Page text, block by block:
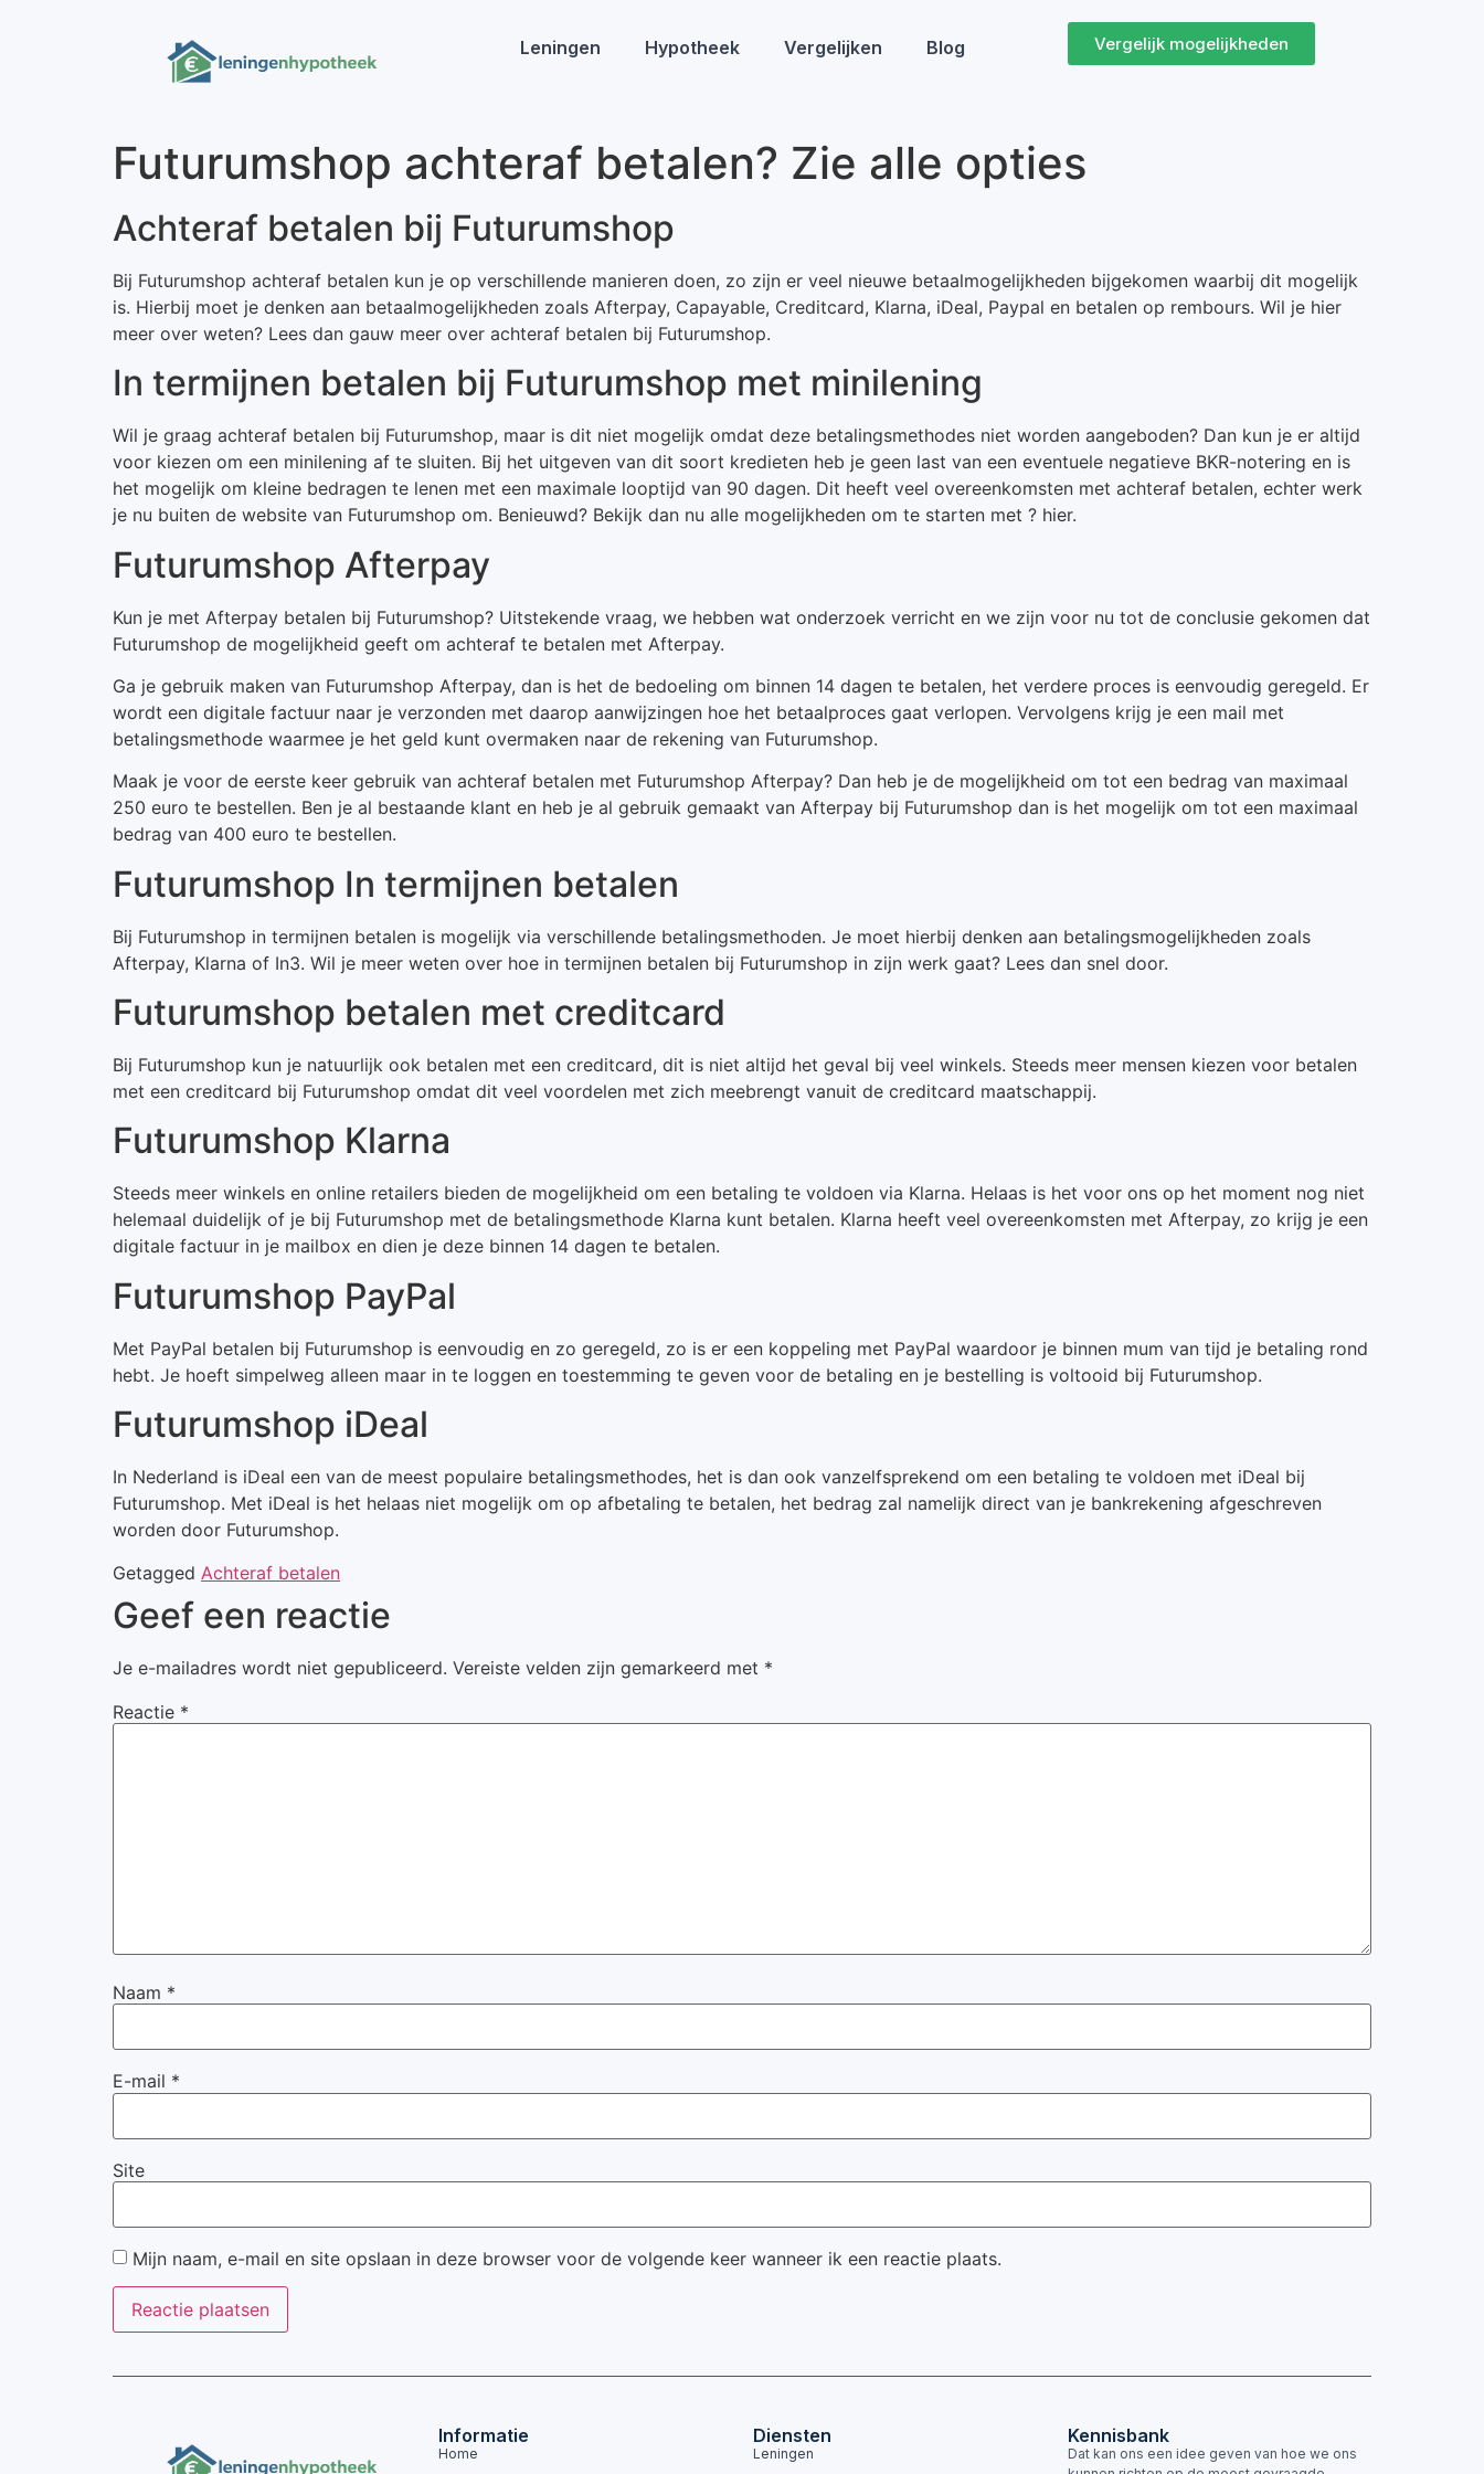
Leningen Hypotheek Vergelijken Blog Vergelijk mogelijkheden
Futurumshop achteraf betalen? Zie alle opties
Achteraf betalen bij Futurumshop
Bij Futurumshop achteraf betalen kun je op verschillende manieren doen, zo zijn er veel nieuwe betaalmogelijkheden bijgekomen waarbij dit mogelijk
is. Hierbij moet je denken aan betaalmogelijkheden zoals Afterpay, Capayable, Creditcard, Klarna, iDeal, Paypal en betalen op rembours. Wil je hier
meer over weten? Lees dan gauw meer over achteraf betalen bij Futurumshop.
In termijnen betalen bij Futurumshop met minilening
Wil je graag achteraf betalen bij Futurumshop, maar is dit niet mogelijk omdat deze betalingsmethodes niet worden aangeboden? Dan kun je er altijd
voor kiezen om een minilening af te sluiten. Bij het uitgeven van dit soort kredieten heb je geen last van een eventuele negatieve BKR-notering en is
het mogelijk om kleine bedragen te lenen met een maximale looptijd van 90 dagen. Dit heeft veel overeenkomsten met achteraf betalen, echter werk
je nu buiten de website van Futurumshop om. Benieuwd? Bekijk dan nu alle mogelijkheden om te starten met ? hier.
Futurumshop Afterpay
Kun je met Afterpay betalen bij Futurumshop? Uitstekende vraag, we hebben wat onderzoek verricht en we zijn voor nu tot de conclusie gekomen dat
Futurumshop de mogelijkheid geeft om achteraf te betalen met Afterpay.
Ga je gebruik maken van Futurumshop Afterpay, dan is het de bedoeling om binnen 14 dagen te betalen, het verdere proces is eenvoudig geregeld. Er
wordt een digitale factuur naar je verzonden met daarop aanwijzingen hoe het betaalproces gaat verlopen. Vervolgens krijg je een mail met
betalingsmethode waarmee je het geld kunt overmaken naar de rekening van Futurumshop.
Maak je voor de eerste keer gebruik van achteraf betalen met Futurumshop Afterpay? Dan heb je de mogelijkheid om tot een bedrag van maximaal
250 euro te bestellen. Ben je al bestaande klant en heb je al gebruik gemaakt van Afterpay bij Futurumshop dan is het mogelijk om tot een maximaal
bedrag van 400 euro te bestellen.
Futurumshop In termijnen betalen
Bij Futurumshop in termijnen betalen is mogelijk via verschillende betalingsmethoden. Je moet hierbij denken aan betalingsmogelijkheden zoals
Afterpay, Klarna of In3. Wil je meer weten over hoe in termijnen betalen bij Futurumshop in zijn werk gaat? Lees dan snel door.
Futurumshop betalen met creditcard
Bij Futurumshop kun je natuurlijk ook betalen met een creditcard, dit is niet altijd het geval bij veel winkels. Steeds meer mensen kiezen voor betalen
met een creditcard bij Futurumshop omdat dit veel voordelen met zich meebrengt vanuit de creditcard maatschappij.
Futurumshop Klarna
Steeds meer winkels en online retailers bieden de mogelijkheid om een betaling te voldoen via Klarna. Helaas is het voor ons op het moment nog niet
helemaal duidelijk of je bij Futurumshop met de betalingsmethode Klarna kunt betalen. Klarna heeft veel overeenkomsten met Afterpay, zo krijg je een
digitale factuur in je mailbox en dien je deze binnen 14 dagen te betalen.
Futurumshop PayPal
Met PayPal betalen bij Futurumshop is eenvoudig en zo geregeld, zo is er een koppeling met PayPal waardoor je binnen mum van tijd je betaling rond
hebt. Je hoeft simpelweg alleen maar in te loggen en toestemming te geven voor de betaling en je bestelling is voltooid bij Futurumshop.
Futurumshop iDeal
In Nederland is iDeal een van de meest populaire betalingsmethodes, het is dan ook vanzelfsprekend om een betaling te voldoen met iDeal bij
Futurumshop. Met iDeal is het helaas niet mogelijk om op afbetaling te betalen, het bedrag zal namelijk direct van je bankrekening afgeschreven
worden door Futurumshop.
Getagged Achteraf betalen
Geef een reactie
Je e-mailadres wordt niet gepubliceerd. Vereiste velden zijn gemarkeerd met *
Reactie *
Naam *
E-mail *
Site
Mijn naam, e-mail en site opslaan in deze browser voor de volgende keer wanneer ik een reactie plaats.
Informatie
Home
Diensten
Leningen
Kennisbank
Dat kan ons een idee geven van hoe we ons